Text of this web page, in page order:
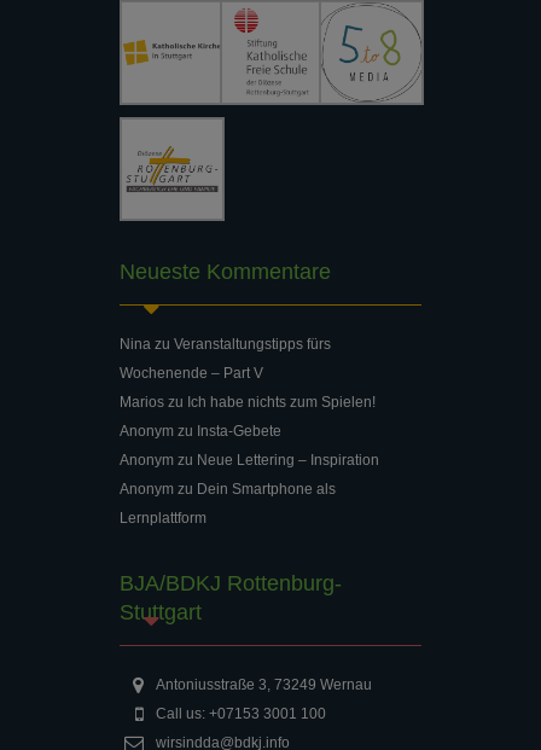
Neueste Kommentare
Nina zu Veranstaltungstipps fürs
Wochenende – Part V
Marios zu Ich habe nichts zum Spielen!
Anonym zu Insta-Gebete
Anonym zu Neue Lettering – Inspiration
Anonym zu Dein Smartphone als
Lernplattform
BJA/BDKJ Rottenburg-
Stuttgart
Antoniusstraße 3, 73249 Wernau
Call us: +07153 3001 100
wirsindda@bdkj.info